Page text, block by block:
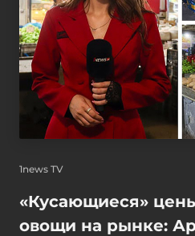
1news TV
«Кусающиеся»
овощи на рынке: